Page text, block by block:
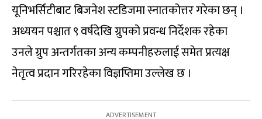
यूनिभर्सिटीबाट बिजनेश स्टडिजमा स्नातकोत्तर गरेका छन् ।
अध्ययन पश्चात ९ वर्षदेखि ग्रुपको प्रवन्ध निर्देशक रहेका
उनले ग्रुप अन्तर्गतका अन्य कम्पनीहरुलाई समेत प्रत्यक्ष
नेतृत्व प्रदान गरिरहेका विज्ञप्तिमा उल्लेख छ ।